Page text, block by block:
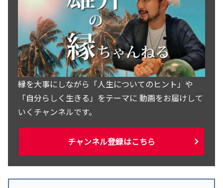
縁を大事にしながら「人生についてのヒント」や
「自分らしく生きる」をテーマに 動画をお届けして
いくチャンネルです。
チャンネル登録はこちら